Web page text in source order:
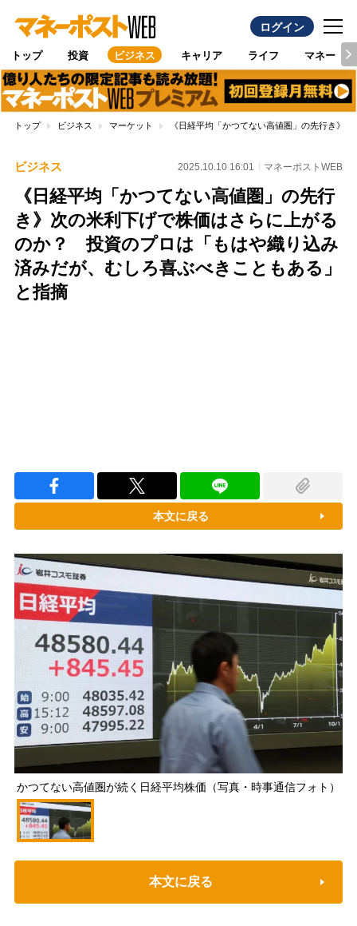
ログイン
トップ 投資 ビジネス キャリア ライフ マネー
トップ ビジネス マーケット 《日経平均「かつてない高値圏」の先行き》
ビジネス 2025.10.10 16:01 マネーポストWEB
《日経平均「かつてない高値圏」の先行
き》次の米利下げで株価はさらに上がる
のか？ 投資のプロは「もはや織り込み
済みだが、むしろ喜ぶべきこともある」
と指摘
本文に戻る
かつてない高値圏が続く日経平均株価（写真・時事通信フォト）
本文に戻る